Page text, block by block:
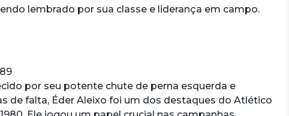
lembrado por sua classe e liderança em campo.
por seu potente chute de perna esquerda e
de falta, Éder Aleixo foi um dos destaques do Atlético